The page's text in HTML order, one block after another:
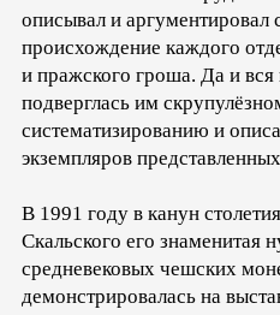
описывал и аргументировал
происхождение каждого
и пражского гроша. Да и вся
подверглась им
систематизированию и
экземпляров
В 1991 году в канун
Скальского его знаменитая
средневековых чешских
демонстрировалась на